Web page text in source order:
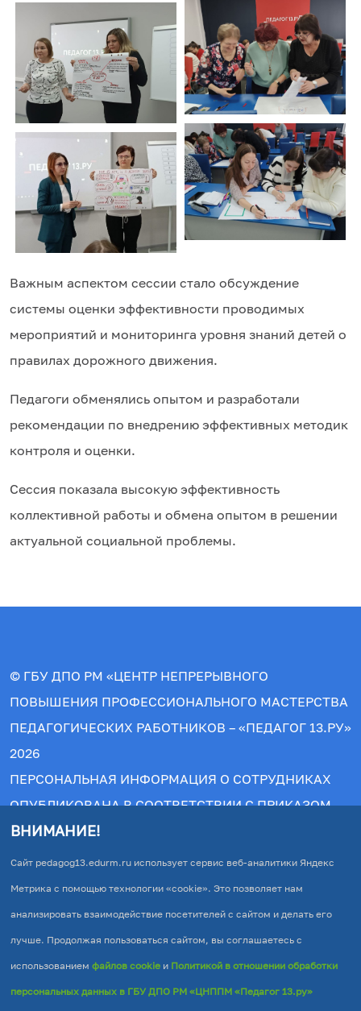
Важным аспектом сессии стало обсуждение
системы оценки эффективности проводимых
мероприятий и мониторинга уровня знаний детей о
правилах дорожного движения.
Педагоги обменялись опытом и разработали
рекомендации по внедрению эффективных методик
контроля и оценки.
Сессия показала высокую эффективность
коллективной работы и обмена опытом в решении
актуальной социальной проблемы.
© ГБУ ДПО РМ «ЦЕНТР НЕПРЕРЫВНОГО
ПОВЫШЕНИЯ ПРОФЕССИОНАЛЬНОГО МАСТЕРСТВА
ПЕДАГОГИЧЕСКИХ РАБОТНИКОВ – «ПЕДАГОГ 13.РУ»
2026
ПЕРСОНАЛЬНАЯ ИНФОРМАЦИЯ О СОТРУДНИКАХ
ОПУБЛИКОВАНА В СООТВЕТСТВИИ С ПРИКАЗОМ
РОСОБРНАДЗОРА №831 ОТ 14.08.2020.
© АВТОРСКИЕ ПРАВА ЗАЩИЩЕНЫ. ПРИ
КОПИРОВАНИИ МАТЕРИАЛОВ ПРЯМАЯ ССЫЛКА НА
ИСТОЧНИК ОБЯЗАТЕЛЬНА!
ПОЛИТИКА В ОТНОШЕНИИ ОБРАБОТКИ
ПЕРСОНАЛЬНЫХ ДАННЫХ В ГБУ ДПО РМ «ЦНППМ
«ПЕДАГОГ 13.РУ»
ВНИМАНИЕ!
Сайт pedagog13.edurm.ru использует сервис веб-аналитики Яндекс
Метрика с помощью технологии «cookie». Это позволяет нам
анализировать взаимодействие посетителей с сайтом и делать его
лучше. Продолжая пользоваться сайтом, вы соглашаетесь с
использованием файлов cookie и Политикой в отношении обработки
персональных данных в ГБУ ДПО РМ «ЦНППМ «Педагог 13.ру»
accessible